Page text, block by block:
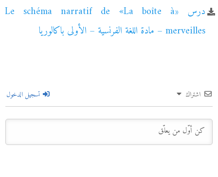
درس «Le schéma narratif de «La boîte à
merveilles – مادة اللغة الفرنسية – الأولى باكالوريا
اشتراك تسجيل الدخول